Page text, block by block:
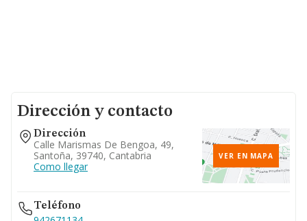
Dirección y contacto
Dirección
Calle Marismas De Bengoa, 49,
Santoña, 39740, Cantabria
Como llegar
VER EN MAPA
Teléfono